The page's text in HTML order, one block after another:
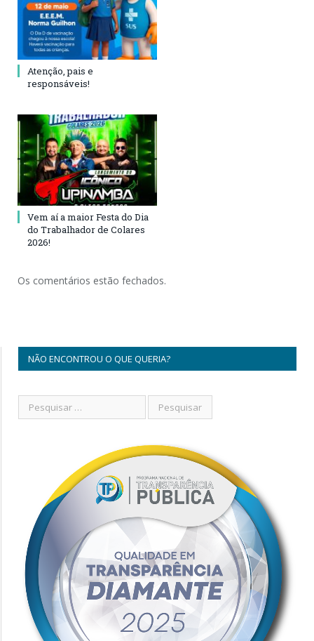
Atenção, pais e
responsáveis!
Vem aí a maior Festa do Dia
do Trabalhador de Colares
2026!
Os comentários estão fechados.
NÃO ENCONTROU O QUE QUERIA?